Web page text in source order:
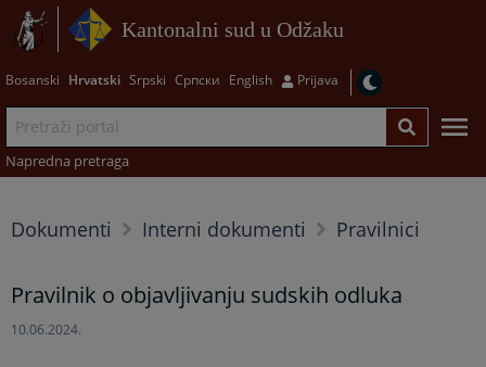
Kantonalni sud u Odžaku
Bosanski Hrvatski Srpski Српски English Prijava
Napredna pretraga
Dokumenti Interni dokumenti Pravilnici
Pravilnik o objavljivanju sudskih odluka
10.06.2024.